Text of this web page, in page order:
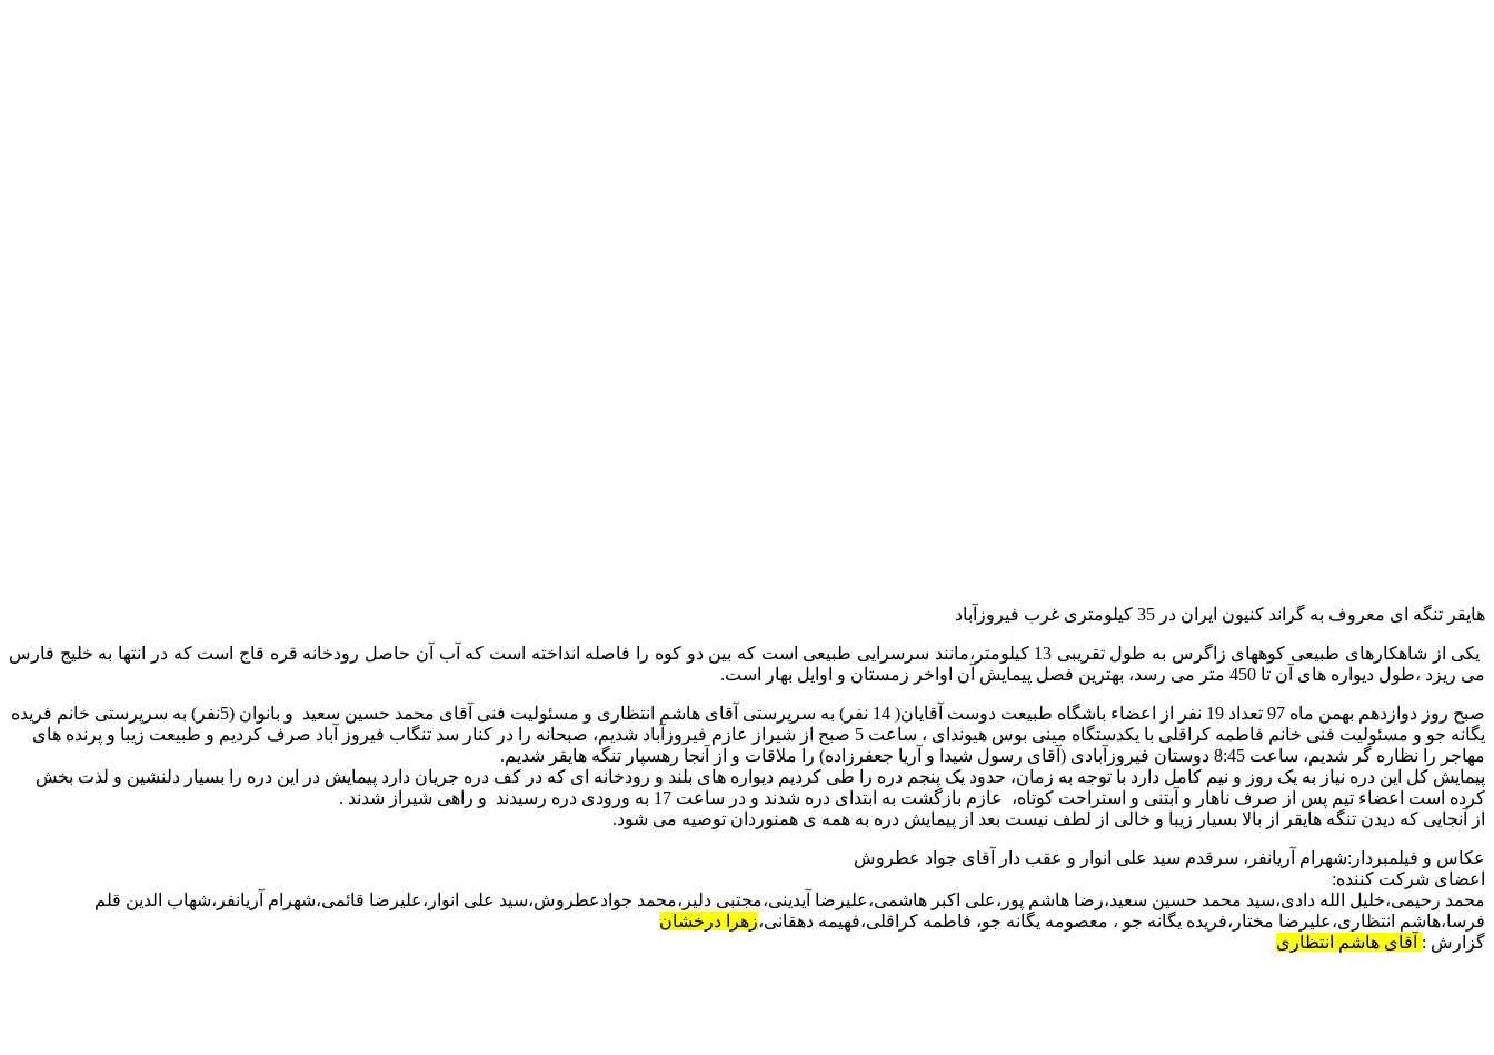
هایقر تنگه ای معروف به گراند کنیون ایران در 35 کیلومتری غرب فیروزآباد
یکی از شاهکارهای طبیعی کوههای زاگرس به طول تقریبی 13 کیلومتر،مانند سرسرایی طبیعی است که بین دو کوه را فاصله انداخته است که آب آن حاصل رودخانه قره قاج است که در انتها به خلیج فارس
می ریزد ،طول دیواره های آن تا 450 متر می رسد، بهترین فصل پیمایش آن اواخر زمستان و اوایل بهار است.
صبح روز دوازدهم بهمن ماه 97 تعداد 19 نفر از اعضاء باشگاه طبیعت دوست آقایان( 14 نفر) به سرپرستی آقای هاشم انتظاری و مسئولیت فنی آقای محمد حسین سعید و بانوان (5نفر) به سرپرستی خانم فریده
یگانه جو و مسئولیت فنی خانم فاطمه کراقلی با یکدستگاه مینی بوس هیوندای ، ساعت 5 صبح از شیراز عازم فیروزآباد شدیم، صبحانه را در کنار سد تنگاب فیروز آباد صرف کردیم و طبیعت زیبا و پرنده های
مهاجر را نظاره گر شدیم، ساعت 8:45 دوستان فیروزآبادی (آقای رسول شیدا و آریا جعفرزاده) را ملاقات و از آنجا رهسپار تنگه هایقر شدیم.
پیمایش کل این دره نیاز به یک روز و نیم کامل دارد با توجه به زمان، حدود یک پنجم دره را طی کردیم دیواره های بلند و رودخانه ای که در کف دره جریان دارد پیمایش در این دره را بسیار دلنشین و لذت بخش
کرده است اعضاء تیم پس از صرف ناهار و آبتنی و استراحت کوتاه، عازم بازگشت به ابتدای دره شدند و در ساعت 17 به ورودی دره رسیدند و راهی شیراز شدند .
از آنجایی که دیدن تنگه هایقر از بالا بسیار زیبا و خالی از لطف نیست بعد از پیمایش دره به همه ی همنوردان توصیه می شود.
عکاس و فیلمبردار:شهرام آریانفر، سرقدم سید علی انوار و عقب دار آقای جواد عطروش
اعضای شرکت کننده:
محمد رحیمی،خلیل الله دادی،سید محمد حسین سعید،رضا هاشم پور،علی اکبر هاشمی،علیرضا آیدینی،مجتبی دلیر،محمد جوادعطروش،سید علی انوار،علیرضا قائمی،شهرام آریانفر،شهاب الدین قلم
فرسا،هاشم انتظاری،علیرضا مختار،فریده یگانه جو ، معصومه یگانه جو، فاطمه کراقلی،فهیمه دهقانی،زهرا درخشان
گزارش : آقای هاشم انتظاری